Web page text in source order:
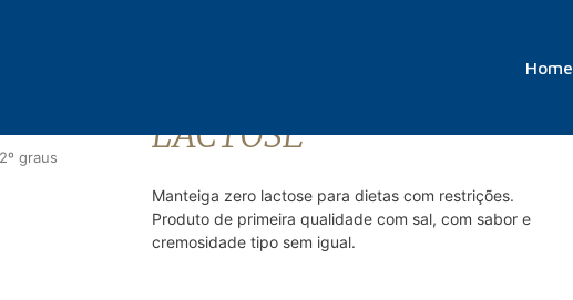
Home
graus
LACTOSE
Manteiga zero lactose para dietas com restrições.
Produto de primeira qualidade com sal, com sabor e
cremosidade tipo sem igual.